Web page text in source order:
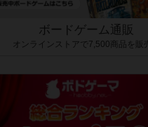
ボードゲーム通販
オンラインストアで7,500商品を販